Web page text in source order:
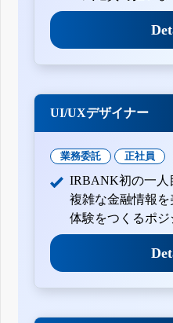
UI/UXデザイナー
業務委託 正社員
IRBANK初の一人
複雑な金融情報
体験をつくるポジ